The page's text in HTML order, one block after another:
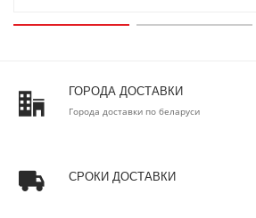
ГОРОДА ДОСТАВКИ
Города доставки по беларуси
СРОКИ ДОСТАВКИ